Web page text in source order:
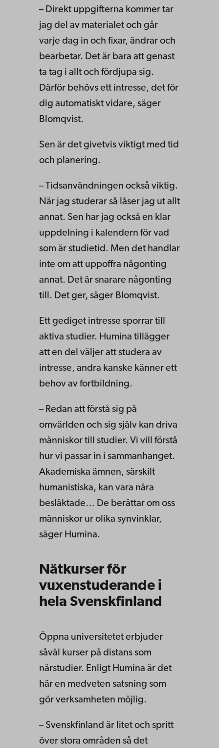
– Direkt uppgifterna kommer tar
jag del av materialet och går
varje dag in och fixar, ändrar och
bearbetar. Det är bara att genast
ta tag i allt och fördjupa sig.
Därför behövs ett intresse, det för
dig automatiskt vidare, säger
Blomqvist.
Sen är det givetvis viktigt med tid
och planering.
– Tidsanvändningen också viktig.
När jag studerar så låser jag ut allt
annat. Sen har jag också en klar
uppdelning i kalendern för vad
som är studietid. Men det handlar
inte om att uppoffra någonting
annat. Det är snarare någonting
till. Det ger, säger Blomqvist.
Ett gediget intresse sporrar till
aktiva studier. Humina tillägger
att en del väljer att studera av
intresse, andra kanske känner ett
behov av fortbildning.
– Redan att förstå sig på
omvärlden och sig själv kan driva
människor till studier. Vi vill förstå
hur vi passar in i sammanhanget.
Akademiska ämnen, särskilt
humanistiska, kan vara nära
besläktade… De berättar om oss
människor ur olika synvinklar,
säger Humina.
Nätkurser för
vuxenstuderande i
hela Svenskfinland
Öppna universitetet erbjuder
såväl kurser på distans som
närstudier. Enligt Humina är det
här en medveten satsning som
gör verksamheten möjlig.
– Svenskfinland är litet och spritt
över stora områden så det